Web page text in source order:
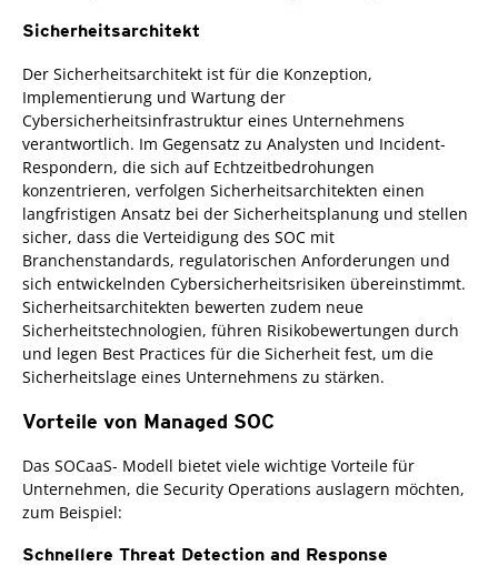
Sicherheitsarchitekt
Der Sicherheitsarchitekt ist für die Konzeption,
Implementierung und Wartung der
Cybersicherheitsinfrastruktur eines Unternehmens
verantwortlich. Im Gegensatz zu Analysten und Incident-
Respondern, die sich auf Echtzeitbedrohungen
konzentrieren, verfolgen Sicherheitsarchitekten einen
langfristigen Ansatz bei der Sicherheitsplanung und stellen
sicher, dass die Verteidigung des SOC mit
Branchenstandards, regulatorischen Anforderungen und
sich entwickelnden Cybersicherheitsrisiken übereinstimmt.
Sicherheitsarchitekten bewerten zudem neue
Sicherheitstechnologien, führen Risikobewertungen durch
und legen Best Practices für die Sicherheit fest, um die
Sicherheitslage eines Unternehmens zu stärken.
Vorteile von Managed SOC
Das SOCaaS- Modell bietet viele wichtige Vorteile für
Unternehmen, die Security Operations auslagern möchten,
zum Beispiel:
Schnellere Threat Detection and Response